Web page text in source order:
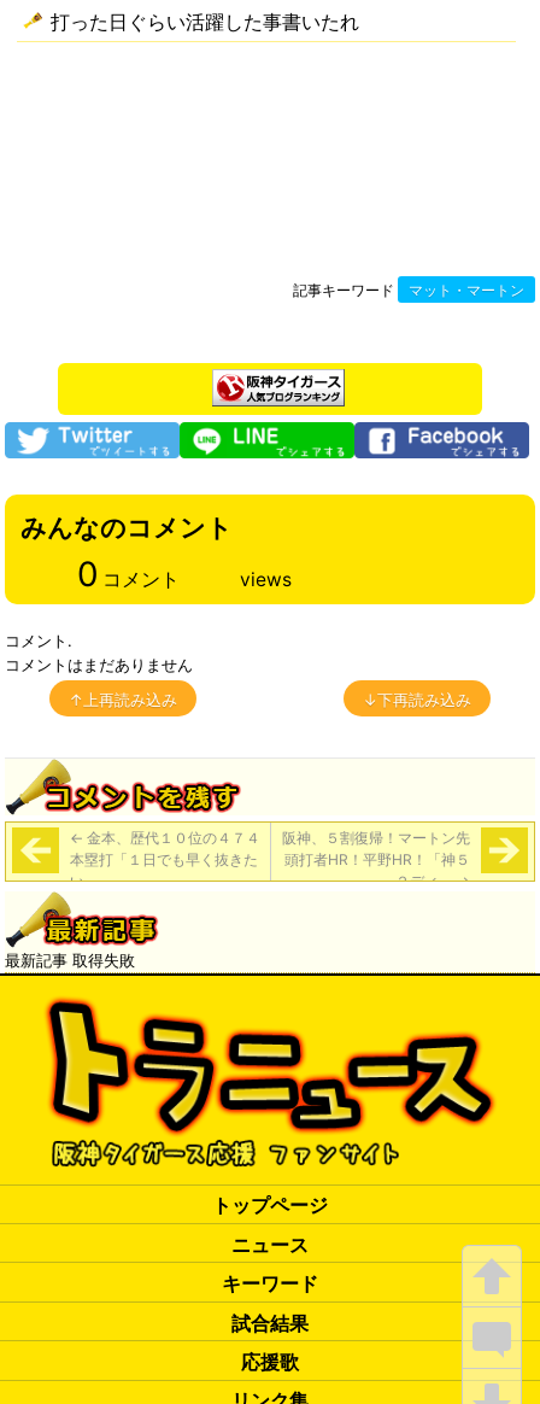
打った日ぐらい活躍した事書いたれ
記事キーワード マット・マートン
みんなのコメント
0 コメント views
コメント.
コメントはまだありません
↑上再読み込み
↓下再読み込み
← 金本、歴代１０位の４７４
本塁打「１日でも早く抜きた
い」
阪神、５割復帰！マートン先
頭打者HR！平野HR！「神５
－２ディ」→
最新記事 取得失敗
トップページ
ニュース
キーワード
試合結果
応援歌